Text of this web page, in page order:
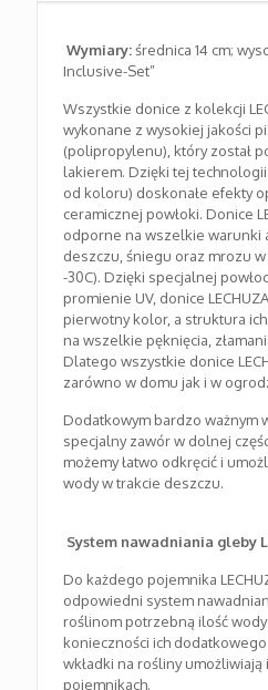
Wymiary:średnica 14 cm;
Inclusive-Set”
Wszystkie donice z kolekcji
wykonane z wysokiej jakości
(polipropylenu), który został
lakierem. Dzięki tej
od koloru) doskonałe efekty
ceramicznej powłoki. Donice
odporne na wszelkie warunki
deszczu, śniegu oraz mrozu
-30C). Dzięki specjalnej
promienie UV, donice
pierwotny kolor, a struktura
na wszelkie pęknięcia,
Dlatego wszystkie donice
zarówno w domu jak i w
Dodatkowym bardzo ważnym
specjalny zawór w dolnej
możemy łatwo odkręcić i
wody w trakcie deszczu.
System nawadniania gleby
Do każdego pojemnika
odpowiedni system
roślinom potrzebną ilość
konieczności ich
wkładki na rośliny umożliwiają
pojemnikach.